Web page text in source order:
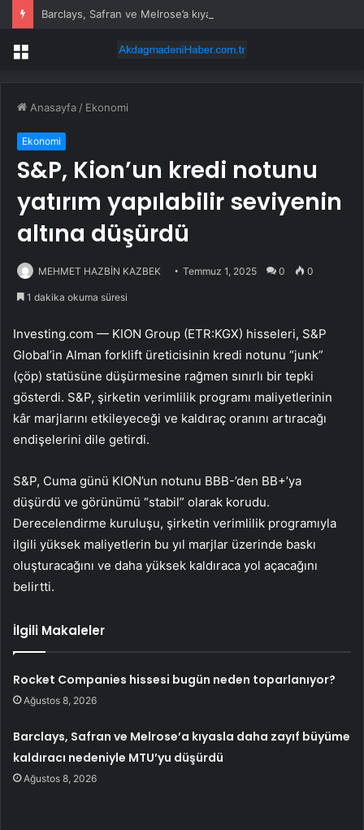
Menü
Anasayfa / Ekonomi
Ekonomi
S&P, Kion’un kredi notunu
yatırım yapılabilir seviyenin
altına düşürdü
MEHMET HAZBİN KAZBEK Temmuz 1, 2025 0 0
1 dakika okuma süresi
Investing.com — KION Group (ETR:KGX) hisseleri, S&P
Global’in Alman forklift üreticisinin kredi notunu “junk”
(çöp) statüsüne düşürmesine rağmen sınırlı bir tepki
gösterdi. S&P, şirketin verimlilik programı maliyetlerinin
kâr marjlarını etkileyeceği ve kaldıraç oranını artıracağı
endişelerini dile getirdi.
S&P, Cuma günü KION’un notunu BBB-’den BB+’ya
düşürdü ve görünümü “stabil” olarak korudu.
Derecelendirme kuruluşu, şirketin verimlilik programıyla
ilgili yüksek maliyetlerin bu yıl marjlar üzerinde baskı
oluşturacağını ve daha yüksek kaldıraca yol açacağını
belirtti.
İlgili Makaleler
Rocket Companies hissesi bugün neden toparlanıyor?
Ağustos 8, 2026
Barclays, Safran ve Melrose’a kıyasla daha zayıf büyüme
kaldıracı nedeniyle MTU’yu düşürdü
Ağustos 8, 2026